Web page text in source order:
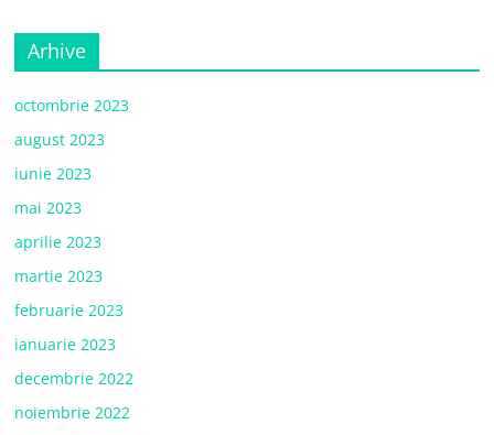
Arhive
octombrie 2023
august 2023
iunie 2023
mai 2023
aprilie 2023
martie 2023
februarie 2023
ianuarie 2023
decembrie 2022
noiembrie 2022